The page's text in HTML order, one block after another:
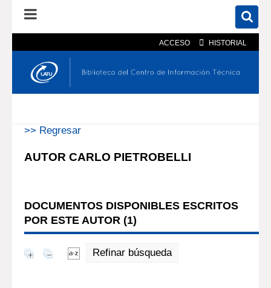
ACCESO HISTORIAL
En el catálogo En el sitio
>> Regresar
AUTOR CARLO PIETROBELLI
DOCUMENTOS DISPONIBLES ESCRITOS
POR ESTE AUTOR (1)
Refinar búsqueda